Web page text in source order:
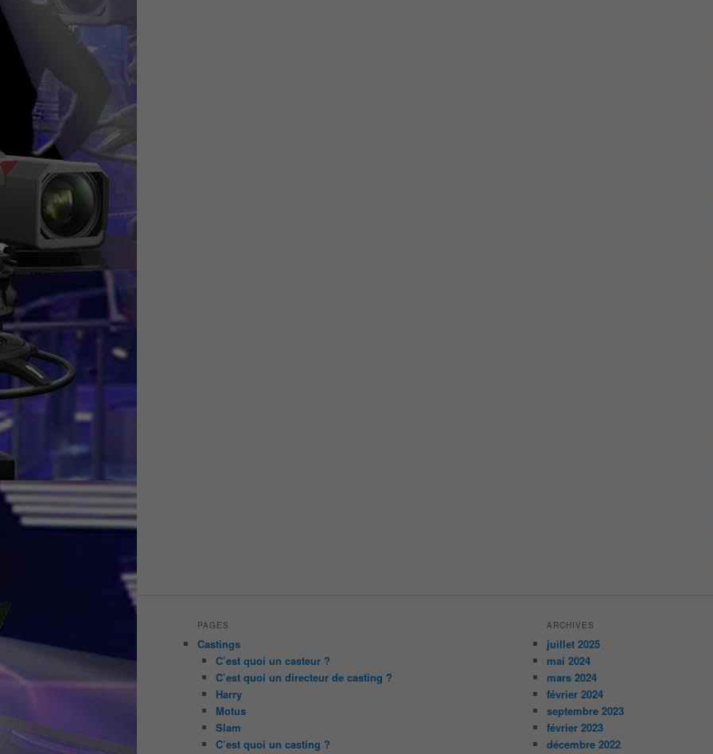
PAGES
Castings
C’est quoi un casteur ?
C’est quoi un directeur de casting ?
Harry
Motus
Slam
C’est quoi un casting ?
ARCHIVES
juillet 2025
mai 2024
mars 2024
février 2024
septembre 2023
février 2023
décembre 2022